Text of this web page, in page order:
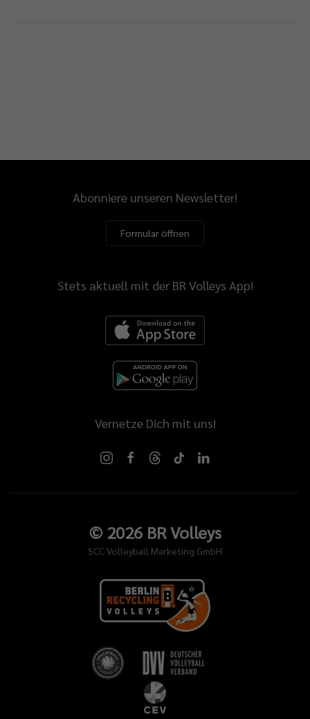
Abonniere unseren Newsletter!
Formular öffnen
Stets aktuell mit der BR Volleys App!
Vernetze Dich mit uns!
© 2026BR Volleys
SCC Volleyball Marketing GmbH